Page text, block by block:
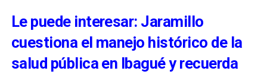
Le puede interesar: Jaramillo
cuestiona el manejo histórico de la
salud pública en Ibagué y recuerda